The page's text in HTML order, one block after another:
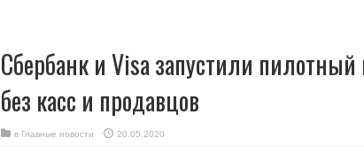
Сбербанк и Visa запустили пилотный
без касс и продавцов
в Главные новости 20.05.2020